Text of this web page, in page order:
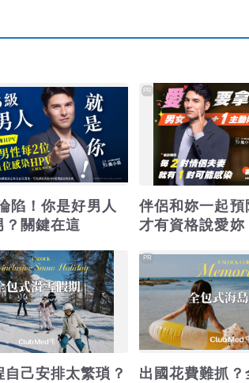
陷！你是好男人
？關鍵在這
伴侶和妳一起預
才有資格說愛妳
PR
自己安排太繁瑣？
出國花費難抓？
PR